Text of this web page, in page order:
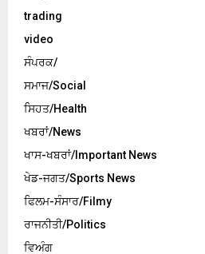
trading
video
ਸੰਪਰਕ/
ਸਮਾਜ/Social
ਸਿਹਤ/Health
ਖਬਰਾਂ/News
ਖਾਸ-ਖਬਰਾਂ/Important News
ਖੇਡ-ਜਗਤ/Sports News
ਫਿਲਮ-ਸੰਸਾਰ/Filmy
ਰਾਜਨੀਤੀ/Politics
ਵਿਅੰਗ